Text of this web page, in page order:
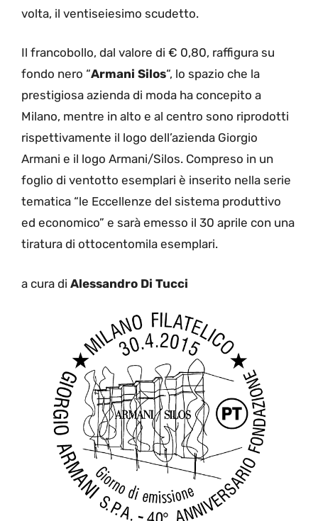
volta, il ventiseiesimo scudetto.
Il francobollo, dal valore di € 0,80, raffigura su
fondo nero “Armani Silos“, lo spazio che la
prestigiosa azienda di moda ha concepito a
Milano, mentre in alto e al centro sono riprodotti
rispettivamente il logo dell’azienda Giorgio
Armani e il logo Armani/Silos. Compreso in un
foglio di ventotto esemplari è inserito nella serie
tematica “le Eccellenze del sistema produttivo
ed economico” e sarà emesso il 30 aprile con una
tiratura di ottocentomila esemplari.
a cura di Alessandro Di Tucci